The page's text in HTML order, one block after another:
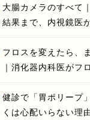
大腸カメラのすべて
結果まで、内視鏡医
フロスを変えたら、
｜消化器内科医がフ
健診で「胃ポリープ
くは心配いらない理